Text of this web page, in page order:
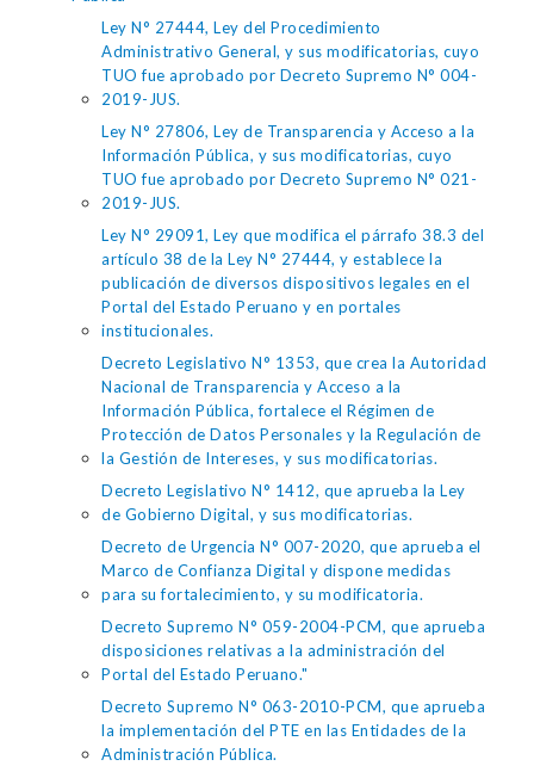
Ley N° 27444, Ley del Procedimiento
Administrativo General, y sus modificatorias, cuyo
TUO fue aprobado por Decreto Supremo N° 004-
2019-JUS.
Ley N° 27806, Ley de Transparencia y Acceso a la
Información Pública, y sus modificatorias, cuyo
TUO fue aprobado por Decreto Supremo N° 021-
2019-JUS.
Ley N° 29091, Ley que modifica el párrafo 38.3 del
artículo 38 de la Ley N° 27444, y establece la
publicación de diversos dispositivos legales en el
Portal del Estado Peruano y en portales
institucionales.
Decreto Legislativo N° 1353, que crea la Autoridad
Nacional de Transparencia y Acceso a la
Información Pública, fortalece el Régimen de
Protección de Datos Personales y la Regulación de
la Gestión de Intereses, y sus modificatorias.
Decreto Legislativo N° 1412, que aprueba la Ley
de Gobierno Digital, y sus modificatorias.
Decreto de Urgencia N° 007-2020, que aprueba el
Marco de Confianza Digital y dispone medidas
para su fortalecimiento, y su modificatoria.
Decreto Supremo N° 059-2004-PCM, que aprueba
disposiciones relativas a la administración del
Portal del Estado Peruano."
Decreto Supremo N° 063-2010-PCM, que aprueba
la implementación del PTE en las Entidades de la
Administración Pública.